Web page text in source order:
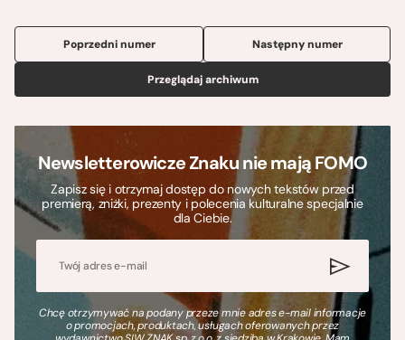
Poprzedni numer
Przeglądaj archiwum
Następny numer
Newsletterowicze Znaku nie mają FOMO
Zapisz się i otrzymaj dostęp do nowych tekstów przed
premierą, zniżki, prezenty i polecenia kulturalne specjalnie
dla Ciebie.
Chcę otrzymywać na podany przeze mnie adres e-mail informacje
o promocjach, produktach, usługach oferowanych przez